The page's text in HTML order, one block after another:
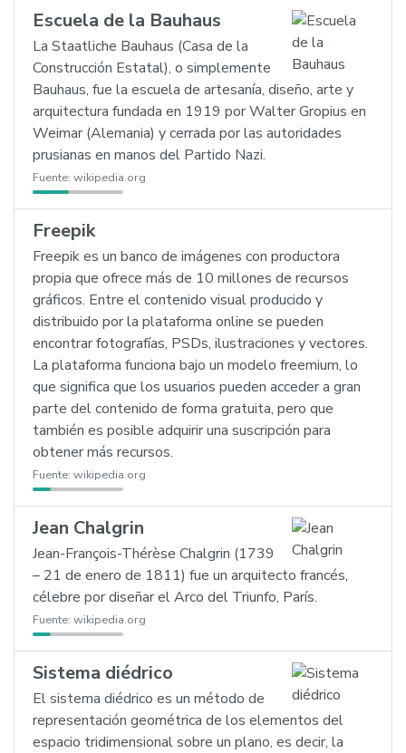
Escuela de la Bauhaus
La Staatliche Bauhaus (Casa de la
Construcción Estatal), o simplemente
Bauhaus, fue la escuela de artesanía, diseño, arte y
arquitectura fundada en 1919 por Walter Gropius en
Weimar (Alemania) y cerrada por las autoridades
prusianas en manos del Partido Nazi.
Fuente: wikipedia.org
Freepik
Freepik es un banco de imágenes con productora
propia que ofrece más de 10 millones de recursos
gráficos. Entre el contenido visual producido y
distribuido por la plataforma online se pueden
encontrar fotografías, PSDs, ilustraciones y vectores.
La plataforma funciona bajo un modelo freemium, lo
que significa que los usuarios pueden acceder a gran
parte del contenido de forma gratuita, pero que
también es posible adquirir una suscripción para
obtener más recursos.
Fuente: wikipedia.org
Jean Chalgrin
Jean-François-Thérèse Chalgrin (1739
– 21 de enero de 1811) fue un arquitecto francés,
célebre por diseñar el Arco del Triunfo, París.
Fuente: wikipedia.org
Sistema diédrico
El sistema diédrico es un método de
representación geométrica de los elementos del
espacio tridimensional sobre un plano, es decir, la